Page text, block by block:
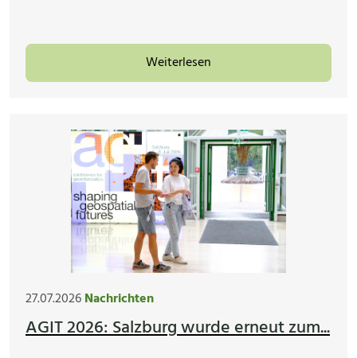
Weiterlesen
27.07.2026Nachrichten
AGIT 2026: Salzburg wurde erneut zum...